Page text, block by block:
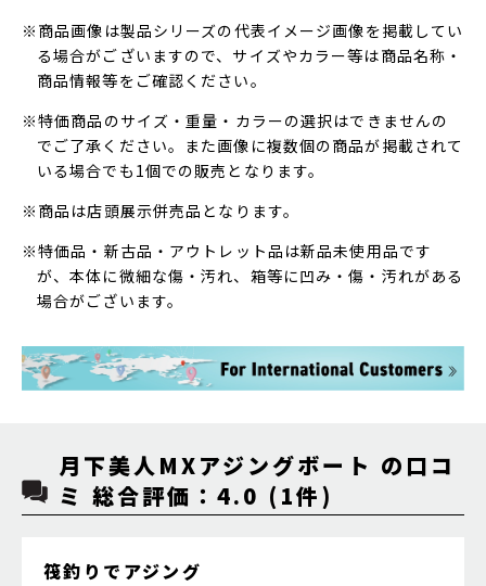
※商品画像は製品シリーズの代表イメージ画像を掲載してい
る場合がございますので、サイズやカラー等は商品名称・
商品情報等をご確認ください。
※特価商品のサイズ・重量・カラーの選択はできませんの
でご了承ください。また画像に複数個の商品が掲載されて
いる場合でも1個での販売となります。
※商品は店頭展示併売品となります。
※特価品・新古品・アウトレット品は新品未使用品です
が、本体に微細な傷・汚れ、箱等に凹み・傷・汚れがある
場合がございます。
月下美人MXアジングボート の口コ
ミ 総合評価：4.0 (1件)
筏釣りでアジング